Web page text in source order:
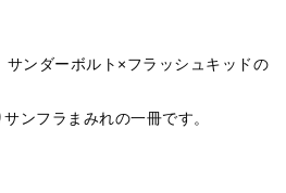
ンダーボルト×フラッシュキッドの
ンフラまみれの一冊です。